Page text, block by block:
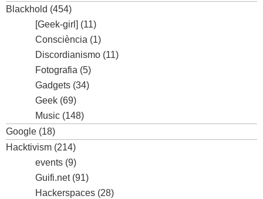
Blackhold (454)
[Geek-girl] (11)
Consciència (1)
Discordianismo (11)
Fotografia (5)
Gadgets (34)
Geek (69)
Music (148)
Google (18)
Hacktivism (214)
events (9)
Guifi.net(91)
Hackerspaces (28)